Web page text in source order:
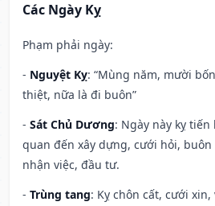
Các Ngày Kỵ
Phạm phải ngày:
- Nguyệt Kỵ: “Mùng năm, mười
thiệt, nữa là đi buôn”
- Sát Chủ Dương: Ngày này kỵ
quan đến xây dựng, cưới hỏi,
nhận việc, đầu tư.
- Trùng tang: Kỵ chôn cất, cưới